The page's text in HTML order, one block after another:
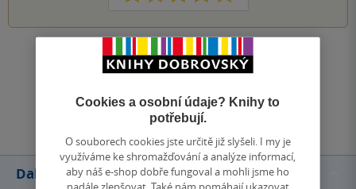
Zobrazit všechna hodnocení
Přidat hodnocení
Další knihy autora
Cookies a osobní údaje? Knihy to
potřebují.
O souborech cookies jste určitě již slyšeli. I my je
využíváme ke shromažďování a analýze informací,
aby náš e-shop dobře fungoval a mohli jsme ho